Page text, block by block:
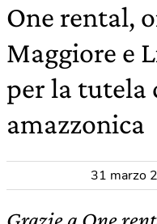
One rental,
Maggiore e
per la tutela
amazzonica
31 marzo